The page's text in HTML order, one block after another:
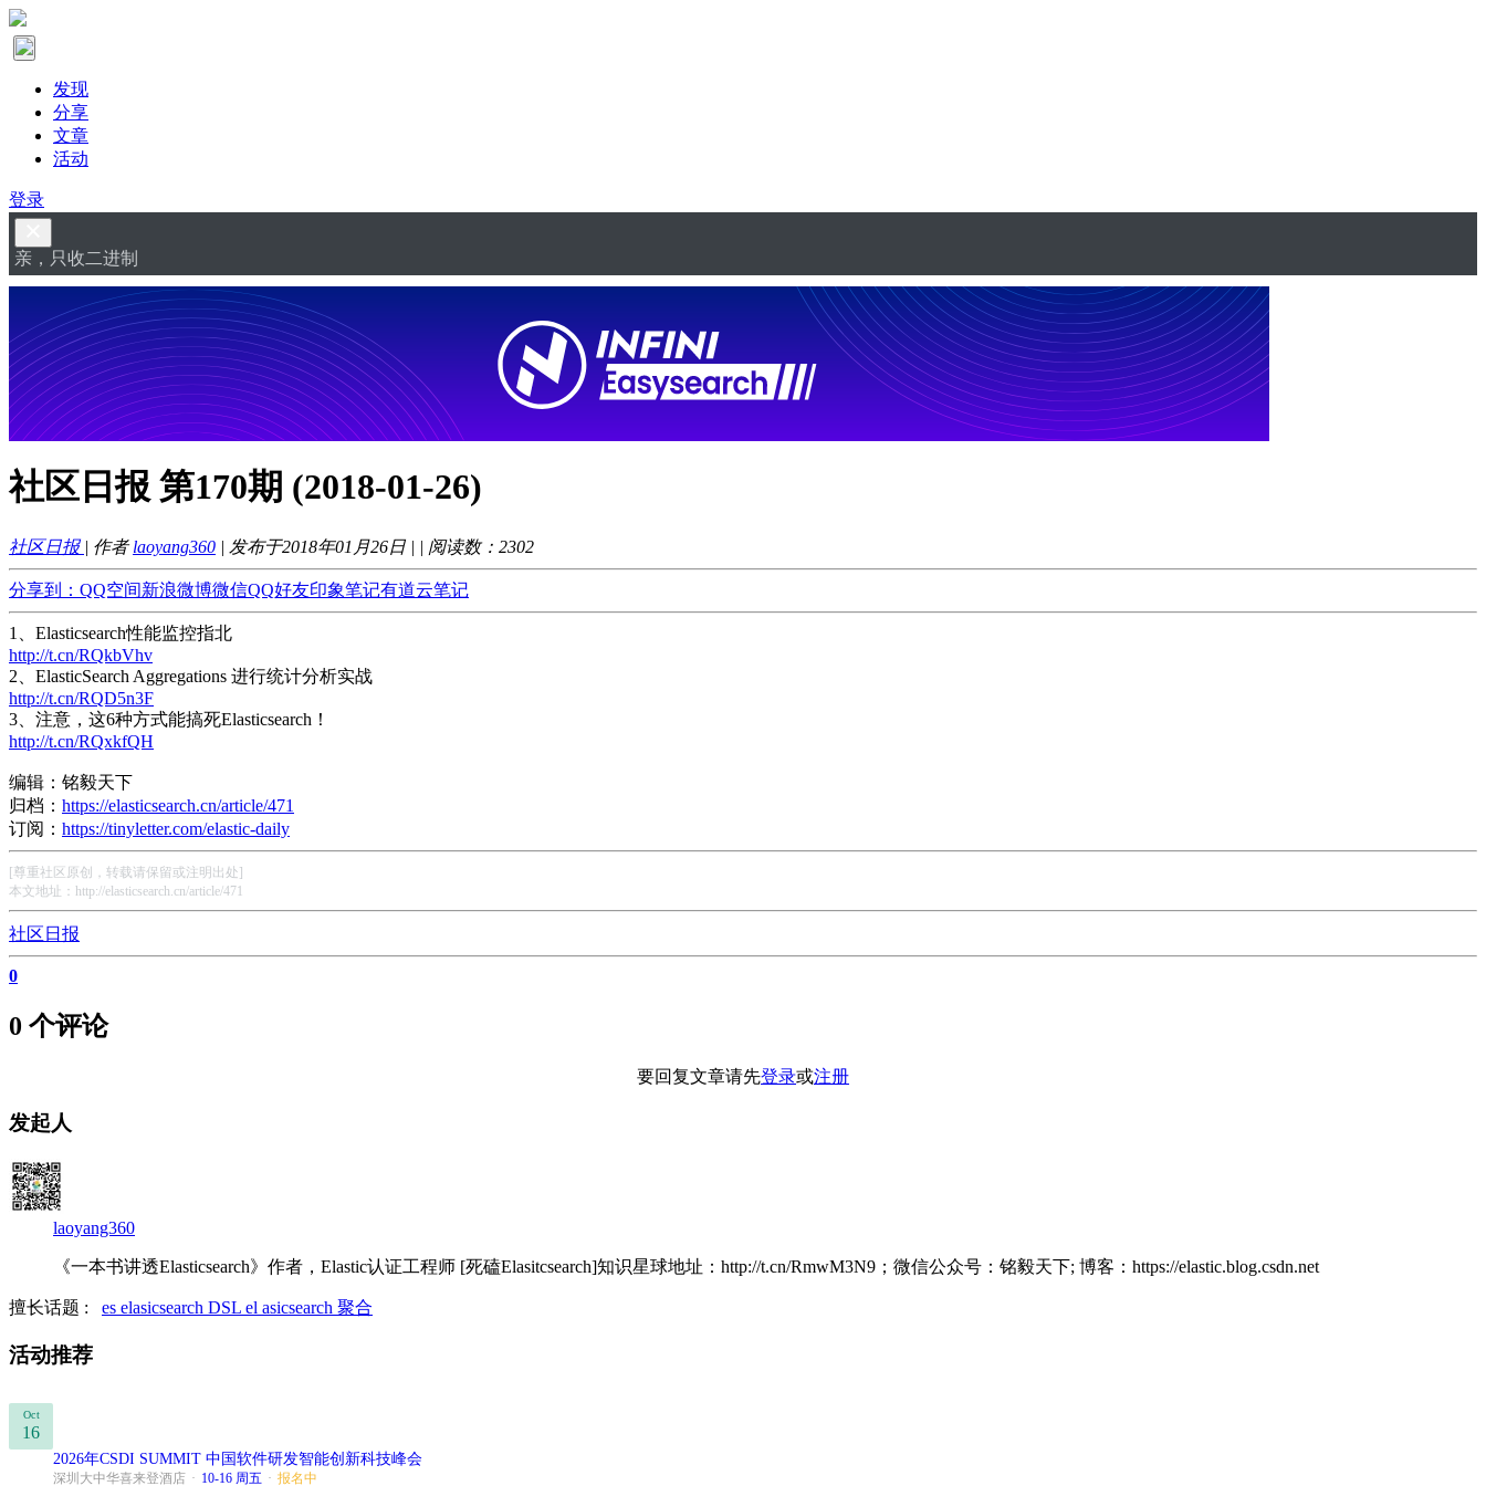
发现
分享
文章
活动
登录
亲，只收二进制
社区日报 第170期 (2018-01-26)
社区日报 | 作者laoyang360 | 发布于2018年01月26日 | | 阅读数： 2302
分享到： QQ空间新浪微博微信QQ好友印象笔记有道云笔记
1、Elasticsearch性能监控指北
http://t.cn/RQkbVhv
2、ElasticSearch Aggregations 进行统计分析实战
http://t.cn/RQD5n3F
3、注意，这6种方式能搞死Elasticsearch！
http://t.cn/RQxkfQH
编辑：铭毅天下
归档： https://elasticsearch.cn/article/471
订阅： https://tinyletter.com/elastic-daily
[尊重社区原创，转载请保留或注明出处]
本文地址：http://elasticsearch.cn/article/471
社区日报
0
0 个评论
要回复文章请先登录或注册
发起人
laoyang360
《一本书讲透Elasticsearch》作者，Elastic认证工程师 [死磕Elasitcsearch]知识星球地址：http://t.cn/RmwM3N9；微信公众号：铭毅天下; 博客：https://elastic.blog.csdn.net
擅长话题 : es elasicsearch DSL el asicsearch 聚合
活动推荐
Oct
16
2026年CSDI SUMMIT 中国软件研发智能创新科技峰会
深圳大中华喜来登酒店 · 10-16 周五 · 报名中